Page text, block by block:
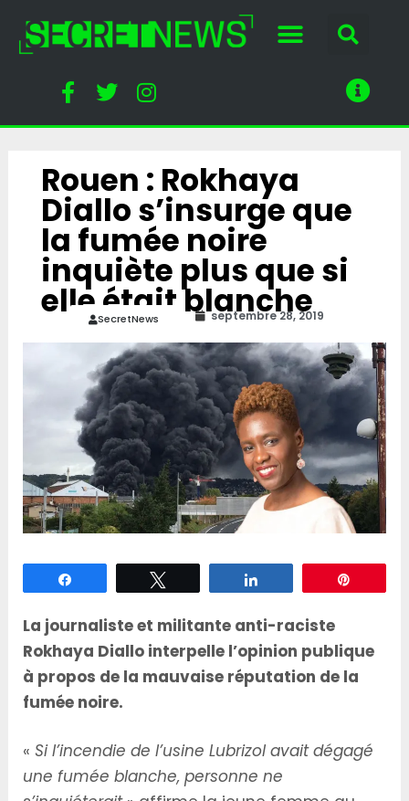
Rouen : Rokhaya
Diallo s’insurge que
la fumée noire
inquiète plus que si
elle était blanche
SecretNews septembre 28, 2019
La journaliste et militante anti-raciste
Rokhaya Diallo interpelle l’opinion publique
à propos de la mauvaise réputation de la
fumée noire.
« Si l’incendie de l’usine Lubrizol avait dégagé
une fumée blanche, personne ne